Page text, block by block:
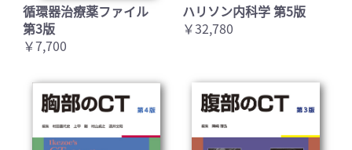
循環器治療薬ファイル
第3版
￥7,700
ハリソン内科学 第5版
￥32,780